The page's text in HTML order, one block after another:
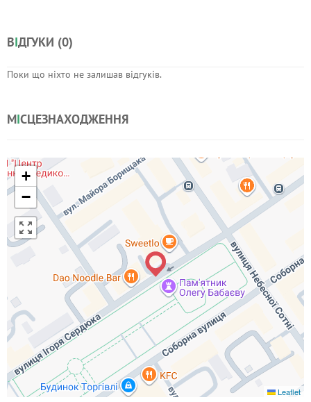
ВІДГУКИ (0)
Поки що ніхто не залишав відгуків.
МІСЦЕЗНАХОДЖЕННЯ
+
−
Leaflet